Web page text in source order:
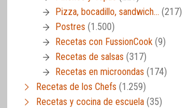
Pizza, bocadillo, sandwich… (217)
Postres (1.500)
Recetas con FussionCook (9)
Recetas de salsas (317)
Recetas en microondas (174)
Recetas de los Chefs (1.259)
Recetas y cocina de escuela (35)